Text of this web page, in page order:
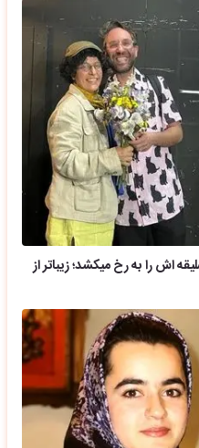
اش را به رخ میکشد؛ زیباتر از